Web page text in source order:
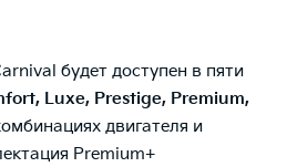
будет доступен в пяти
, Luxe, Prestige, Premium,
двигателя и
Premium+